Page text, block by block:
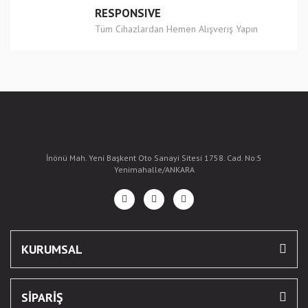
RESPONSIVE
Tüm Cihazlardan Hemen Alışveriş Yapın
İnönü Mah. Yeni Başkent Oto Sanayi Sitesi 1758. Cad. No:5
Yenimahalle/ANKARA
KURUMSAL
SİPARİŞ